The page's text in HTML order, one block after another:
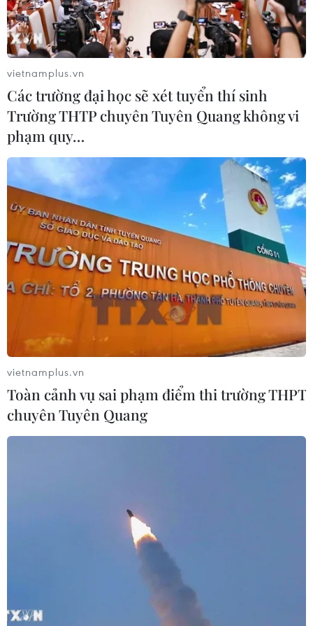
Suất ăn miễn phí làm ấm lòng người lao động nghèo giữa mùa
dịch. (Ảnh: An Đăng/TTXVN)
Dịch COVID-19 đang diễn biến phức tạp khiến
không ít ngành, nghề ở các tỉnh, thành nói
chung và Sóc Trăng nói riêng tạm ngưng hoạt
động, ảnh hưởng đến cuộc sống của nhiều
người.
Tại Sóc Trăng, cùng chung tay với các cấp chính
quyền hỗ trợ người dân vượt qua giai đoạn khó
khăn này, gia đình chị Trần Ngọc Trân (phường
7, thành phố Sóc Trăng) đã cung cấp những suất
Chị Trần Ngọc Trân chia sẻ công việc buôn bán
của gia đình chị tại căngtin Trường Trung học
Phổ thông chuyên Nguyễn Thị Minh Khai phải
tạm dừng hoạt động từ Tết Nguyên đán đến nay
do ảnh hưởng của dịch bệnh.
Tuy nhiên, khi nắm được thông tin từ đầu tháng
vietnamplus.vn
Các trường đại học sẽ xét tuyển thí sinh
Trường THTP chuyên Tuyên Quang không vi
phạm quy…
vietnamplus.vn
Toàn cảnh vụ sai phạm điểm thi trường THPT
chuyên Tuyên Quang